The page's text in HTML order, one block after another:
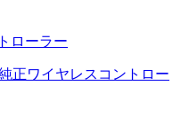
ローラー
正ワイヤレスコントロー